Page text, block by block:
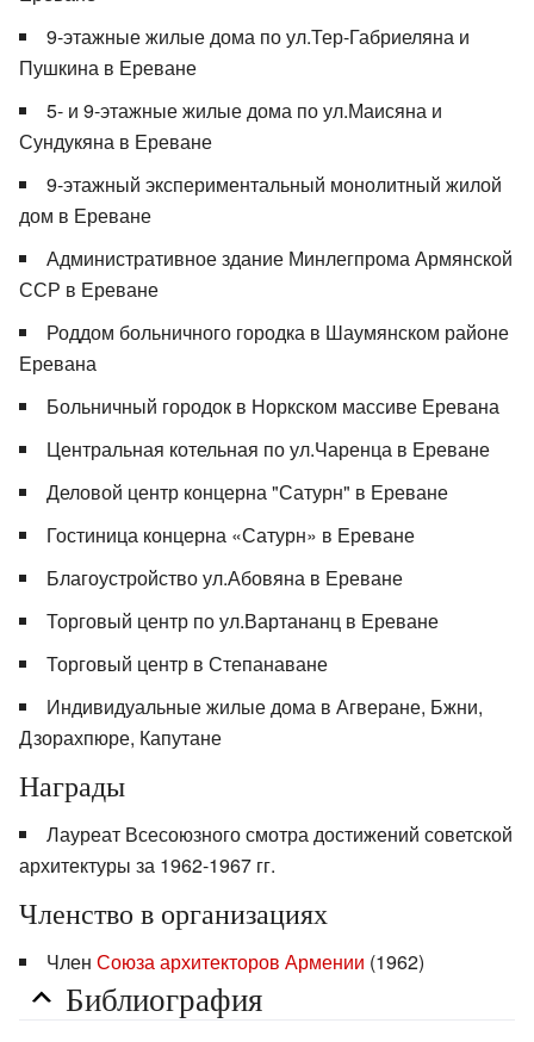
9-этажные жилые дома по ул.Тер-Габриеляна и
Пушкина в Ереване
5- и 9-этажные жилые дома по ул.Маисяна и
Сундукяна в Ереване
9-этажный экспериментальный монолитный жилой
дом в Ереване
Административное здание Минлегпрома Армянской
ССР в Ереване
Роддом больничного городка в Шаумянском районе
Еревана
Больничный городок в Норкском массиве Еревана
Центральная котельная по ул.Чаренца в Ереване
Деловой центр концерна "Сатурн" в Ереване
Гостиница концерна «Сатурн» в Ереване
Благоустройство ул.Абовяна в Ереване
Торговый центр по ул.Вартананц в Ереване
Торговый центр в Степанаване
Индивидуальные жилые дома в Агверане, Бжни,
Дзорахпюре, Капутане
Награды
Лауреат Всесоюзного смотра достижений советской
архитектуры за 1962-1967 гг.
Членство в организациях
Член Союза архитекторов Армении (1962)
Библиография